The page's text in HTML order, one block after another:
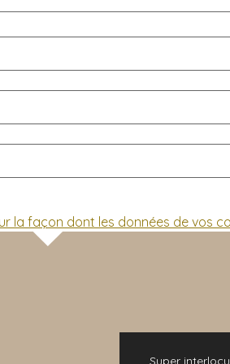
la façon dont les données de vos
Super